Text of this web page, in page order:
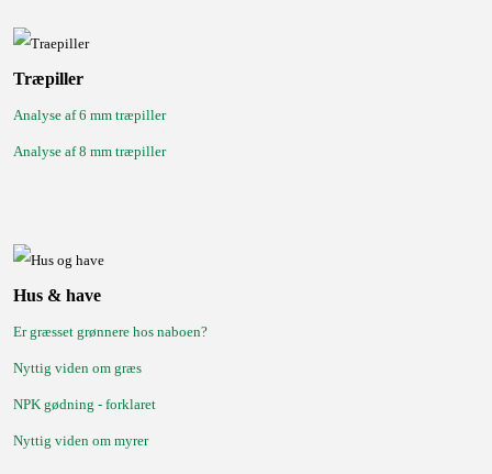
Træpiller
Analyse af 6 mm træpiller
Analyse af 8 mm træpiller
Hus & have
Er græsset grønnere hos naboen?
Nyttig viden om græs
NPK gødning - forklaret
Nyttig viden om myrer